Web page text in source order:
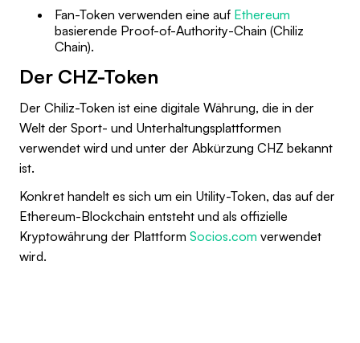
Fan-Token verwenden eine auf Ethereum
basierende Proof-of-Authority-Chain (Chiliz
Chain).
Der CHZ-Token
Der Chiliz-Token ist eine digitale Währung, die in der
Welt der Sport- und Unterhaltungsplattformen
verwendet wird und unter der Abkürzung CHZ bekannt
ist.
Konkret handelt es sich um ein Utility-Token, das auf der
Ethereum-Blockchain entsteht und als offizielle
Kryptowährung der Plattform Socios.com verwendet
wird.